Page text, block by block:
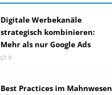
Digitale Werbekanäle
strategisch kombinieren:
Mehr als nur Google Ads
0
Best Practices im Mahnwesen